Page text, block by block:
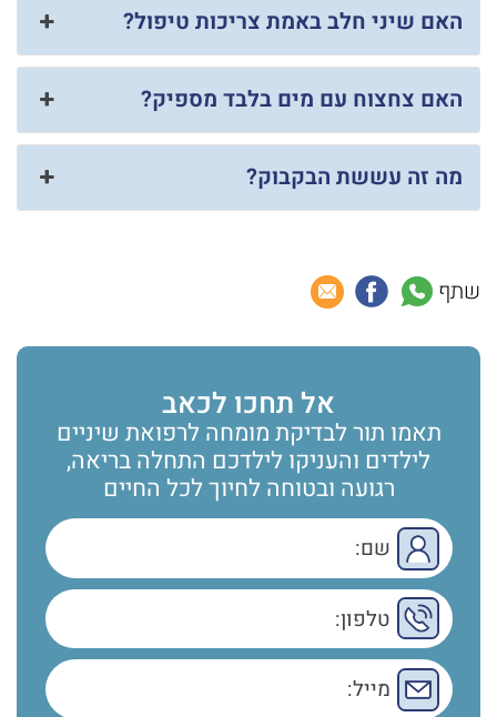
האם שיני חלב באמת צריכות טיפול?
האם צחצוח עם מים בלבד מספיק?
מה זה עששת הבקבוק?
שתף
אל תחכו לכאב
תאמו תור לבדיקת מומחה לרפואת שיניים
לילדים והעניקו לילדכם התחלה בריאה,
רגועה ובטוחה לחיוך לכל החיים